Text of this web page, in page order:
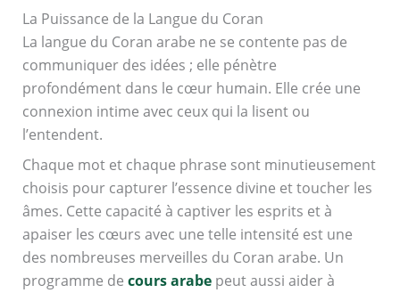
La Puissance de la Langue du Coran
La langue du Coran arabe ne se contente pas de
communiquer des idées ; elle pénètre
profondément dans le cœur humain. Elle crée une
connexion intime avec ceux qui la lisent ou
l’entendent.
Chaque mot et chaque phrase sont minutieusement
choisis pour capturer l’essence divine et toucher les
âmes. Cette capacité à captiver les esprits et à
apaiser les cœurs avec une telle intensité est une
des nombreuses merveilles du Coran arabe. Un
programme de cours arabepeut aussi aider à